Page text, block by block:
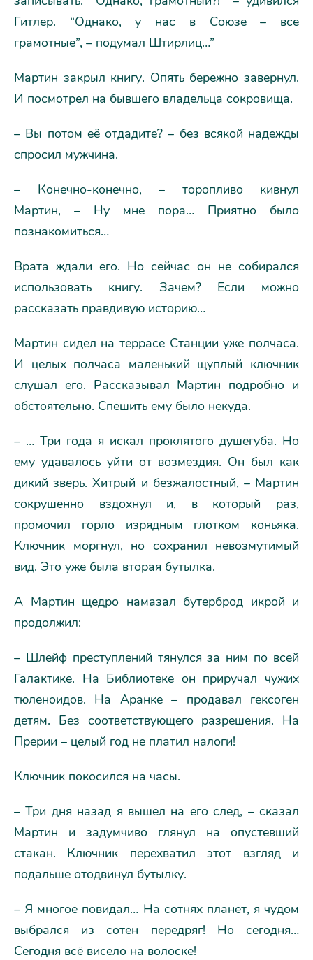
Гитлер. “Однако, у нас в Союзе – все
грамотные”, – подумал Штирлиц…”
Мартин закрыл книгу. Опять бережно завернул.
И посмотрел на бывшего владельца сокровища.
– Вы потом её отдадите? – без всякой надежды
спросил мужчина.
– Конечно-конечно, – торопливо кивнул
Мартин, – Ну мне пора… Приятно было
познакомиться…
Врата ждали его. Но сейчас он не собирался
использовать книгу. Зачем? Если можно
рассказать правдивую историю…
Мартин сидел на террасе Станции уже полчаса.
И целых полчаса маленький щуплый ключник
слушал его. Рассказывал Мартин подробно и
обстоятельно. Спешить ему было некуда.
– … Три года я искал проклятого душегуба. Но
ему удавалось уйти от возмездия. Он был как
дикий зверь. Хитрый и безжалостный, – Мартин
сокрушённо вздохнул и, в который раз,
промочил горло изрядным глотком коньяка.
Ключник моргнул, но сохранил невозмутимый
вид. Это уже была вторая бутылка.
А Мартин щедро намазал бутерброд икрой и
продолжил:
– Шлейф преступлений тянулся за ним по всей
Галактике. На Библиотеке он приручал чужих
тюленоидов. На Аранке – продавал гексоген
детям. Без соответствующего разрешения. На
Прерии – целый год не платил налоги!
Ключник покосился на часы.
– Три дня назад я вышел на его след, – сказал
Мартин и задумчиво глянул на опустевший
стакан. Ключник перехватил этот взгляд и
подальше отодвинул бутылку.
– Я многое повидал… На сотнях планет, я чудом
выбрался из сотен передряг! Но сегодня…
Сегодня всё висело на волоске!